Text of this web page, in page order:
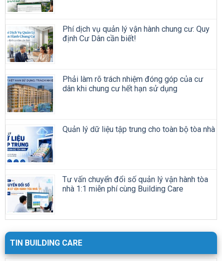
Phí dịch vụ quản lý vận hành chung cư: Quy
định Cư Dân cần biết!
Phải làm rõ trách nhiệm đóng góp của cư
dân khi chung cư hết hạn sử dụng
Quản lý dữ liệu tập trung cho toàn bộ tòa nhà
Tư vấn chuyển đổi số quản lý vận hành tòa
nhà 1:1 miễn phí cùng Building Care
TIN BUILDING CARE